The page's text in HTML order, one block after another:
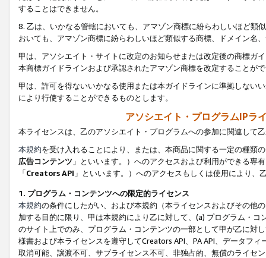
することはできません。
8. 乙は、いかなる管轄においても、アマゾン商標に紛らわしいほど類
おいても、アマゾン商標に紛らわしいほど類似する商標、ドメイン名
甲は、アソシエイト・サイトに改定のお知らせまたは改定後の商標ガ
本商標ガイドラインおよび承認されたアマゾン商標を改定することが
甲は、許可を得ないいかなる使用または本ガイドラインに準拠しない
により行使することができるものとします。
アソシエイト・プログラムIPラ
本ライセンスは、乙のアソシエイト・プログラムへの参加に関連して
本規約を受け入れることにより、または、本商品に関する一定の種類
広告コンテンツ 」といいます。）へのアクセスおよび利用ができる専
「Creators API 」といいます。）へのアクセスもしくは使用により
1. プログラム・コンテンツへの限定的ライセンス
本規約の条件にしたがい、および本規約（本ライセンスおよびその他
加する目的に限り、甲は本規約により乙に対して、(a) プログラム・
のサイト上でのみ、プログラム・コンテンツの一部として甲が乙に対
様書および本ライセンスを遵守してCreators API、PA API、データフ
取消可能、譲渡不可、サブライセンス不可、非独占的、無償のライセ